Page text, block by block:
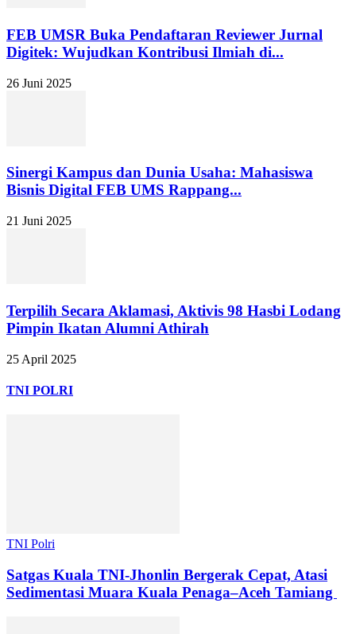
FEB UMSR Buka Pendaftaran Reviewer Jurnal
Digitek: Wujudkan Kontribusi Ilmiah di...
26 Juni 2025
Sinergi Kampus dan Dunia Usaha: Mahasiswa
Bisnis Digital FEB UMS Rappang...
21 Juni 2025
Terpilih Secara Aklamasi, Aktivis 98 Hasbi Lodang
Pimpin Ikatan Alumni Athirah
25 April 2025
TNI POLRI
TNI Polri
Satgas Kuala TNI-Jhonlin Bergerak Cepat, Atasi
Sedimentasi Muara Kuala Penaga–Aceh Tamiang